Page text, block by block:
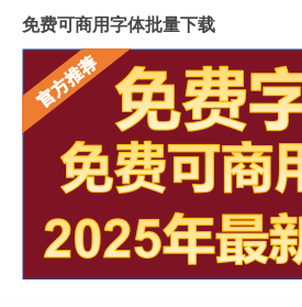
免费可商用字体批量下载